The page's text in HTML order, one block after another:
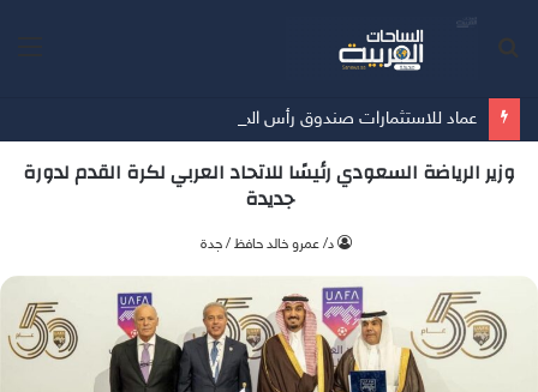
وزير الرياضة السعودي رئيسًا للاتحاد العربي لكرة القدم لدورة
جديدة
د/ عمرو خالد حافظ / جدة